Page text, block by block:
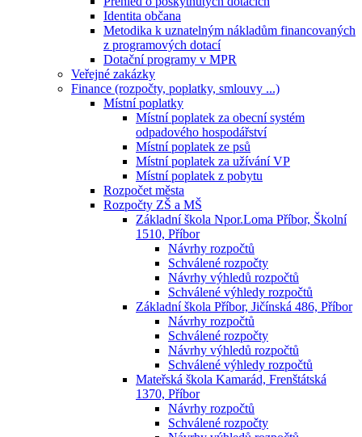
Identita občana
Metodika k uznatelným nákladům financovaných
z programových dotací
Dotační programy v MPR
Veřejné zakázky
Finance (rozpočty, poplatky, smlouvy ...)
Místní poplatky
Místní poplatek za obecní systém
odpadového hospodářství
Místní poplatek ze psů
Místní poplatek za užívání VP
Místní poplatek z pobytu
Rozpočet města
Rozpočty ZŠ a MŠ
Základní škola Npor.Loma Příbor, Školní
1510, Příbor
Návrhy rozpočtů
Schválené rozpočty
Návrhy výhledů rozpočtů
Schválené výhledy rozpočtů
Základní škola Příbor, Jičínská 486, Příbor
Návrhy rozpočtů
Schválené rozpočty
Návrhy výhledů rozpočtů
Schválené výhledy rozpočtů
Mateřská škola Kamarád, Frenštátská
1370, Příbor
Návrhy rozpočtů
Schválené rozpočty